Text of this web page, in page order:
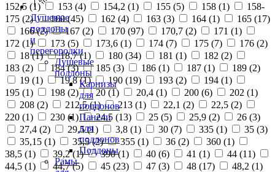
Душевые
поддоны
и
перегородки
Душевые
поддоны
Карнизы
для
поддонов
Панели
для
поддонов
Поддоны
Рамы
152,5 (1) 153 (4) 154,2 (1) 155 (5) 158 (1)
158-
175 (2) 160 (45) 162 (4) 163 (3) 164 (1) 165 (17)
166 (2) 167 (2) 170 (97) 170,7 (2) 171 (1)
172 (1) 173 (5) 173,6 (1) 174 (7) 175 (7) 176 (2)
18 (1) 18,7 (1) 180 (34) 181 (1) 182 (2)
183 (2) 184 (3) 185 (3) 186 (1) 187 (1) 189 (2)
19 (1) 19,8 (1) 190 (19) 193 (2) 194 (1)
195 (1) 198 (2) 20 (1) 20,4 (1) 200 (6) 202 (1)
208 (2) 212,5 (1) 213 (1) 22,1 (2) 22,5 (2)
220 (1) 230 (1) 24,5 (13) 25 (5) 25,9 (2) 26 (3)
27,4 (2) 29,5 (1) 3,8 (1) 30 (7) 335 (1) 35 (3)
35,15 (1) 35,5 (2) 355 (1) 36 (2) 360 (1)
38,5 (1) 39,2 (1) 390 (1) 40 (6) 41 (1) 44 (11)
44,5 (1) 44,7 (5) 45 (23) 47 (3) 48 (17) 48,2 (1)